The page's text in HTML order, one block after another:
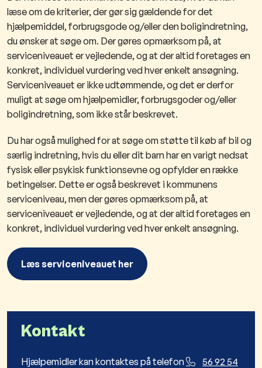
læse om de kriterier, der gør sig gældende for det
hjælpemiddel, forbrugsgode og/eller den boligindretning,
du ønsker at søge om. Der gøres opmærksom på, at
serviceniveauet er vejledende, og at der altid foretages en
konkret, individuel vurdering ved hver enkelt ansøgning.
Serviceniveauet er ikke udtømmende, og det er derfor
muligt at søge om hjælpemidler, forbrugsgoder og/eller
boligindretning, som ikke står beskrevet.
Du har også mulighed for at søge om støtte til køb af bil og
særlig indretning, hvis du eller dit barn har en varigt nedsat
fysisk eller psykisk funktionsevne og opfylder en række
betingelser. Dette er også beskrevet i kommunens
serviceniveau, men der gøres opmærksom på, at
serviceniveauet er vejledende, og at der altid foretages en
konkret, individuel vurdering ved hver enkelt ansøgning.
Læs serviceniveauet her
Kontakt
Hjælpemidler kan kontaktes på telefon
56 92 54